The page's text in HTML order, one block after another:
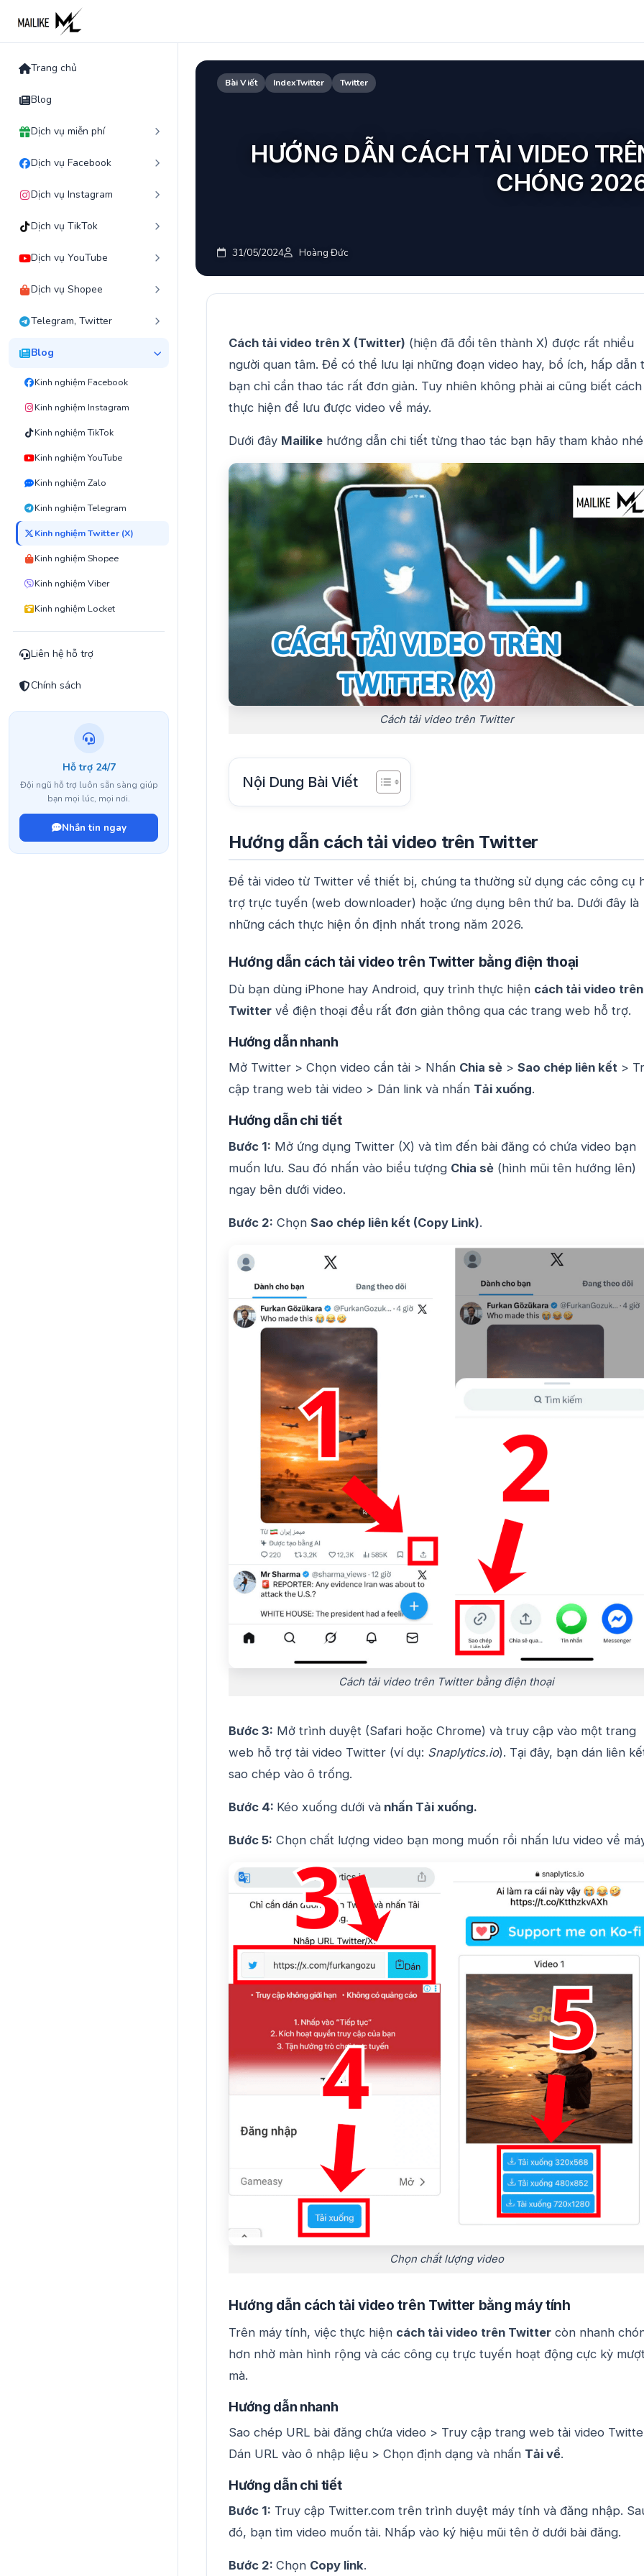
content
Trang chủ
Blog
Dịch vụ miễn phí
Dịch vụ Facebook
Dịch vụ Instagram
Dịch vụ TikTok
Dịch vụ YouTube
Dịch vụ Shopee
Telegram, Twitter
Blog
Kinh nghiệm Facebook
Kinh nghiệm Instagram
Kinh nghiệm TikTok
Kinh nghiệm YouTube
Kinh nghiệm Zalo
Kinh nghiệm Telegram
Kinh nghiệm Twitter (X)
Kinh nghiệm Shopee
Kinh nghiệm Viber
Kinh nghiệm Locket
Liên hệ hỗ trợ
Chính sách
Hỗ trợ 24/7
Đội ngũ hỗ trợ luôn sẵn sàng giúp
bạn mọi lúc, mọi nơi.
Nhắn tin ngay
Bài Viết IndexTwitter Twitter
HƯỚNG DẪN CÁCH TẢI VIDEO
CHÓNG
31/05/2024 Hoàng Đức
Cách tải video trên X (Twitter) (hiện đã đổi tên thành X) được rất nhiều
người quan tâm. Để có thể lưu lại những đoạn video hay, bổ ích, hấp dẫn
bạn chỉ cần thao tác rất đơn giản. Tuy nhiên không phải ai cũng biết cách
thực hiện để lưu được video về máy.
Dưới đây Mailike hướng dẫn chi tiết từng thao tác bạn hãy tham khảo
Cách tải video trên Twitter
Nội Dung Bài Viết
Hướng dẫn cách tải video trên Twitter
Để tải video từ Twitter về thiết bị, chúng ta thường sử dụng các công cụ
trợ trực tuyến (web downloader) hoặc ứng dụng bên thứ ba. Dưới đây là
những cách thực hiện ổn định nhất trong năm 2026.
Hướng dẫn cách tải video trên Twitter bằng điện thoại
Dù bạn dùng iPhone hay Android, quy trình thực hiện cách tải video trên
Twitter về điện thoại đều rất đơn giản thông qua các trang web hỗ trợ.
Hướng dẫn nhanh
Mở Twitter > Chọn video cần tải > Nhấn Chia sẻ > Sao chép liên kết >
cập trang web tải video > Dán link và nhấn Tải xuống.
Hướng dẫn chi tiết
Bước 1: Mở ứng dụng Twitter (X) và tìm đến bài đăng có chứa video bạn
muốn lưu. Sau đó nhấn vào biểu tượng Chia sẻ (hình mũi tên hướng lên)
ngay bên dưới video.
Bước 2: Chọn Sao chép liên kết (Copy Link).
Cách tải video trên Twitter bằng điện thoại
Bước 3: Mở trình duyệt (Safari hoặc Chrome) và truy cập vào một trang
web hỗ trợ tải video Twitter (ví dụ: Snaplytics.io). Tại đây, bạn dán liên
sao chép vào ô trống.
Bước 4: Kéo xuống dưới và nhấn Tải xuống.
Bước 5: Chọn chất lượng video bạn mong muốn rồi nhấn lưu video về
Chọn chất lượng video
Hướng dẫn cách tải video trên Twitter bằng máy tính
Trên máy tính, việc thực hiện cách tải video trên Twitter còn nhanh
hơn nhờ màn hình rộng và các công cụ trực tuyến hoạt động cực kỳ
mà.
Hướng dẫn nhanh
Sao chép URL bài đăng chứa video > Truy cập trang web tải video
Dán URL vào ô nhập liệu > Chọn định dạng và nhấn Tải về.
Hướng dẫn chi tiết
Bước 1: Truy cập Twitter.com trên trình duyệt máy tính và đăng nhập.
đó, bạn tìm video muốn tải. Nhấp vào ký hiệu mũi tên ở dưới bài đăng.
Bước 2: Chọn Copy link.